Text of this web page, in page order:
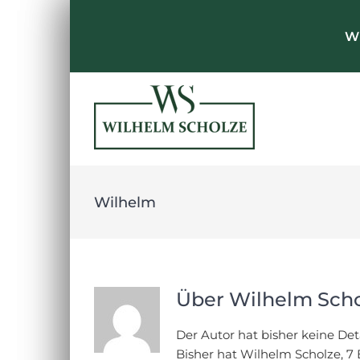
Wilhelm
Über Wilhelm
Der Autor hat bisher keine
Bisher hat Wilhelm Scholze, 7